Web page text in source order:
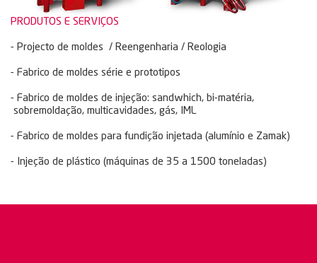
PRODUTOS E SERVIÇOS
- Projecto de moldes / Reengenharia / Reologia
- Fabrico de moldes série e prototipos
- Fabrico de moldes de injeção: sandwhich, bi-matéria,
sobremoldação, multicavidades, gás, IML
- Fabrico de moldes para fundição injetada (alumínio e Zamak)
- Injeção de plástico (máquinas de 35 a 1500 toneladas)